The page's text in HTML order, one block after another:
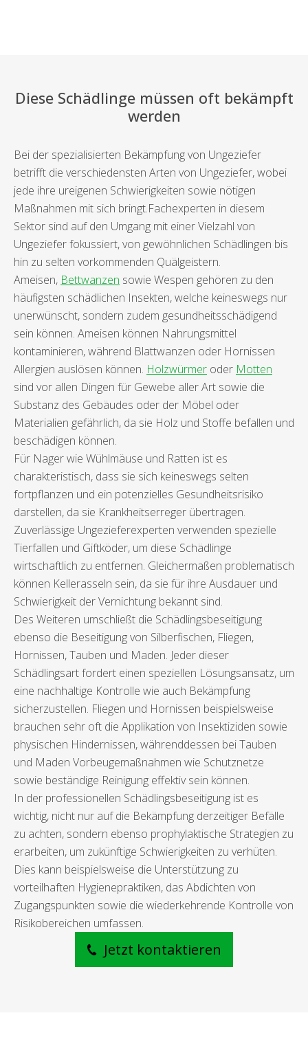
Diese Schädlinge müssen oft bekämpft
werden
Bei der spezialisierten Bekämpfung von Ungeziefer
betrifft die verschiedensten Arten von Ungeziefer, wobei
jede ihre ureigenen Schwierigkeiten sowie nötigen
Maßnahmen mit sich bringt.Fachexperten in diesem
Sektor sind auf den Umgang mit einer Vielzahl von
Ungeziefer fokussiert, von gewöhnlichen Schädlingen bis
hin zu selten vorkommenden Quälgeistern.
Ameisen, Bettwanzen sowie Wespen gehören zu den
häufigsten schädlichen Insekten, welche keineswegs nur
unerwünscht, sondern zudem gesundheitsschädigend
sein können. Ameisen können Nahrungsmittel
kontaminieren, während Blattwanzen oder Hornissen
Allergien auslösen können. Holzwürmer oder Motten
sind vor allen Dingen für Gewebe aller Art sowie die
Substanz des Gebäudes oder der Möbel oder
Materialien gefährlich, da sie Holz und Stoffe befallen und
beschädigen können.
Für Nager wie Wühlmäuse und Ratten ist es
charakteristisch, dass sie sich keineswegs selten
fortpflanzen und ein potenzielles Gesundheitsrisiko
darstellen, da sie Krankheitserreger übertragen.
Zuverlässige Ungezieferexperten verwenden spezielle
Tierfallen und Giftköder, um diese Schädlinge
wirtschaftlich zu entfernen. Gleichermaßen problematisch
können Kellerasseln sein, da sie für ihre Ausdauer und
Schwierigkeit der Vernichtung bekannt sind.
Des Weiteren umschließt die Schädlingsbeseitigung
ebenso die Beseitigung von Silberfischen, Fliegen,
Hornissen, Tauben und Maden. Jeder dieser
Schädlingsart fordert einen speziellen Lösungsansatz, um
eine nachhaltige Kontrolle wie auch Bekämpfung
sicherzustellen. Fliegen und Hornissen beispielsweise
brauchen sehr oft die Applikation von Insektiziden sowie
physischen Hindernissen, währenddessen bei Tauben
und Maden Vorbeugemaßnahmen wie Schutznetze
sowie beständige Reinigung effektiv sein können.
In der professionellen Schädlingsbeseitigung ist es
wichtig, nicht nur auf die Bekämpfung derzeitiger Befälle
zu achten, sondern ebenso prophylaktische Strategien zu
erarbeiten, um zukünftige Schwierigkeiten zu verhüten.
Dies kann beispielsweise die Unterstützung zu
vorteilhaften Hygienepraktiken, das Abdichten von
Zugangspunkten sowie die wiederkehrende Kontrolle von
Risikobereichen umfassen.
Jetzt kontaktieren